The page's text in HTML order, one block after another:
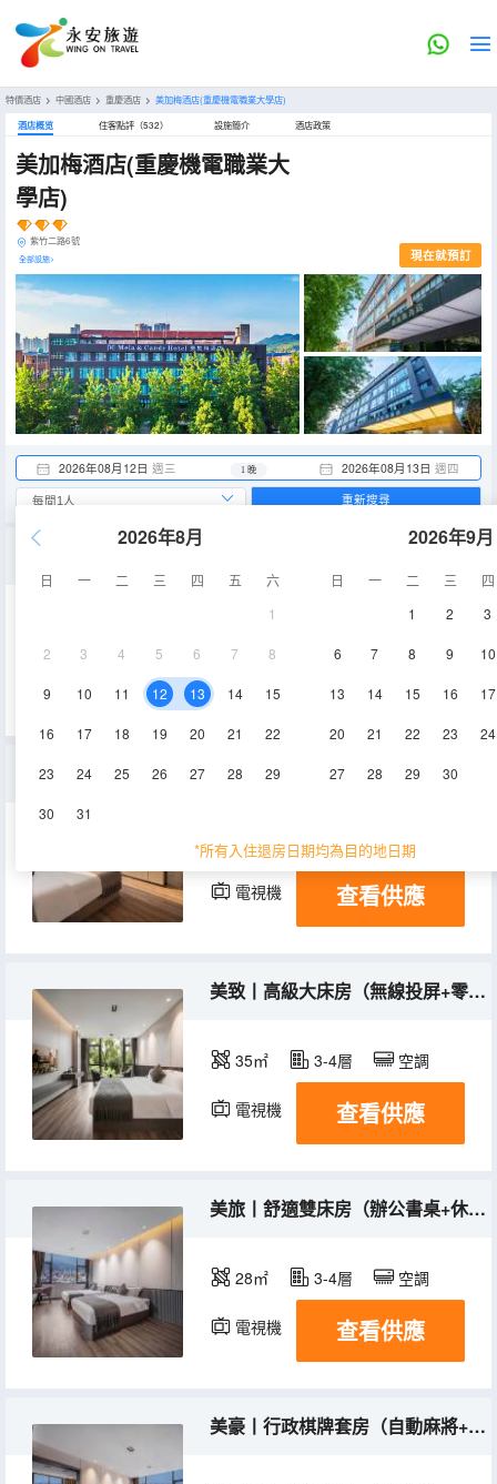
特價酒店 > 中國酒店 > 重慶酒店 > 美加梅酒店(重慶機電職業大學店)
酒店概览 住客點評（532） 設施簡介 酒店政策
美加梅酒店(重慶機電職業大
學店)
紫竹二路6號
全部設施> 現在就預訂
2026年08月12日 週三 2026年08月13日 週四
1 晚
2026年8月
日 一 二 三 四 五
六
1
2 3 4 5 6 7 8
9 10 11 12 13 14 15
16 17 18 19 20 21 22
23 24 25 26 27 28 29
30 31
2026年9月
日 一 二 三
四
1
2 3
6 7 8 9 10
13 14 15 16 17
20 21 22 23 24
27 28 29 30
*所有入住退房日期均為目的地日期
重新搜尋
空調
45㎡ 4-5層 空調
電視機 查看供應
美致丨高級大床房（無線投屏+零壓記憶枕+乳膠床墊）
35㎡ 3-4層 空調
電視機 查看供應
美旅丨舒適雙床房（辦公書桌+休閒座椅+乳膠床墊）
28㎡ 3-4層 空調
電視機 查看供應
美豪丨行政棋牌套房（自動麻將+坐卧沙發+獨立休閒區）